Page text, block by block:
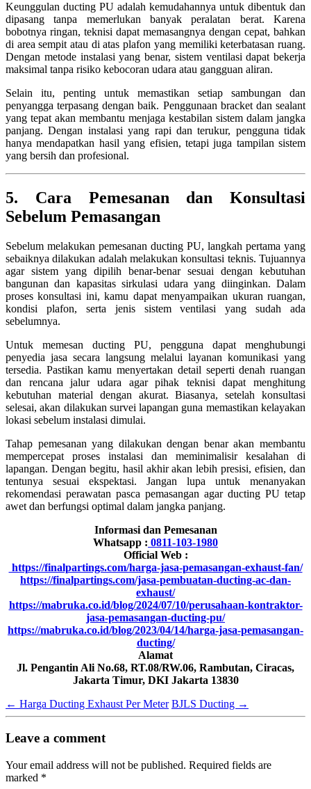
Keunggulan ducting PU adalah kemudahannya untuk dibentuk dan
dipasang tanpa memerlukan banyak peralatan berat. Karena
bobotnya ringan, teknisi dapat memasangnya dengan cepat, bahkan
di area sempit atau di atas plafon yang memiliki keterbatasan ruang.
Dengan metode instalasi yang benar, sistem ventilasi dapat bekerja
maksimal tanpa risiko kebocoran udara atau gangguan aliran.
Selain itu, penting untuk memastikan setiap sambungan dan
penyangga terpasang dengan baik. Penggunaan bracket dan sealant
yang tepat akan membantu menjaga kestabilan sistem dalam jangka
panjang. Dengan instalasi yang rapi dan terukur, pengguna tidak
hanya mendapatkan hasil yang efisien, tetapi juga tampilan sistem
yang bersih dan profesional.
5. Cara Pemesanan dan Konsultasi
Sebelum Pemasangan
Sebelum melakukan pemesanan ducting PU, langkah pertama yang
sebaiknya dilakukan adalah melakukan konsultasi teknis. Tujuannya
agar sistem yang dipilih benar-benar sesuai dengan kebutuhan
bangunan dan kapasitas sirkulasi udara yang diinginkan. Dalam
proses konsultasi ini, kamu dapat menyampaikan ukuran ruangan,
kondisi plafon, serta jenis sistem ventilasi yang sudah ada
sebelumnya.
Untuk memesan ducting PU, pengguna dapat menghubungi
penyedia jasa secara langsung melalui layanan komunikasi yang
tersedia. Pastikan kamu menyertakan detail seperti denah ruangan
dan rencana jalur udara agar pihak teknisi dapat menghitung
kebutuhan material dengan akurat. Biasanya, setelah konsultasi
selesai, akan dilakukan survei lapangan guna memastikan kelayakan
lokasi sebelum instalasi dimulai.
Tahap pemesanan yang dilakukan dengan benar akan membantu
mempercepat proses instalasi dan meminimalisir kesalahan di
lapangan. Dengan begitu, hasil akhir akan lebih presisi, efisien, dan
tentunya sesuai ekspektasi. Jangan lupa untuk menanyakan
rekomendasi perawatan pasca pemasangan agar ducting PU tetap
awet dan berfungsi optimal dalam jangka panjang.
Informasi dan Pemesanan
Whatsapp : 0811-103-1980
Official Web :
https://finalpartings.com/harga-jasa-pemasangan-exhaust-fan/
https://finalpartings.com/jasa-pembuatan-ducting-ac-dan-
exhaust/
https://mabruka.co.id/blog/2024/07/10/perusahaan-kontraktor-
jasa-pemasangan-ducting-pu/
https://mabruka.co.id/blog/2023/04/14/harga-jasa-pemasangan-
ducting/
Alamat
Jl. Pengantin Ali No.68, RT.08/RW.06, Rambutan, Ciracas,
Jakarta Timur, DKI Jakarta 13830
← Harga Ducting Exhaust Per Meter BJLS Ducting →
Leave a comment
Your email address will not be published. Required fields are
marked *